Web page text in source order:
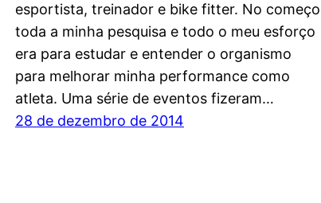
esportista, treinador e bike fitter. No começo
toda a minha pesquisa e todo o meu esforço
era para estudar e entender o organismo
para melhorar minha performance como
atleta. Uma série de eventos fizeram…
28 de dezembro de 2014